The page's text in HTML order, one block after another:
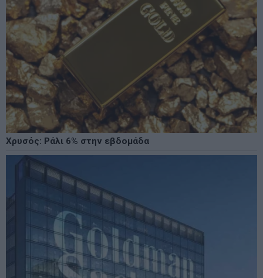
Χρυσός: Ράλι 6% στην εβδομάδα